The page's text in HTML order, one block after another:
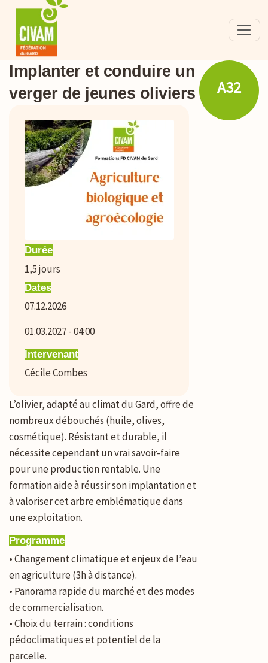
A32
Implanter et conduire un
verger de jeunes oliviers
Durée
1,5jours
Dates
07.12.2026
01.03.2027 - 04:00
Intervenant
Cécile Combes
L’olivier, adapté au climat du Gard, offre de
nombreux débouchés (huile, olives,
cosmétique). Résistant et durable, il
nécessite cependant un vrai savoir-faire
pour une production rentable. Une
formation aide à réussir son implantation et
à valoriser cet arbre emblématique dans
une exploitation.
Programme
• Changement climatique et enjeux de l’eau
en agriculture (3h à distance).
• Panorama rapide du marché et des modes
de commercialisation.
• Choix du terrain : conditions
pédoclimatiques et potentiel de la
parcelle.